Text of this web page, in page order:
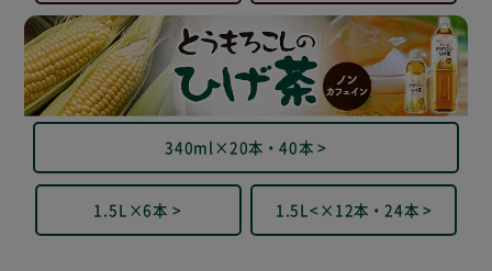
340ml×20本・40本 >
1.5L×6本 > 1.5L<×12本・24本 >